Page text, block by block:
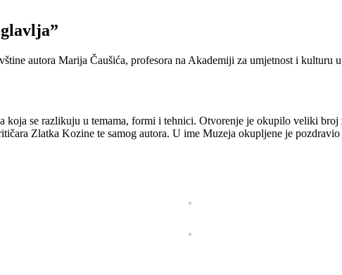
autora Marija Čaušića, profesora na Akademiji za umjetnost i
koja se razlikuju u temama, formi i tehnici. Otvorenje je okupilo veliki
Zlatka Kozine te samog autora. U ime Muzeja okupljene je